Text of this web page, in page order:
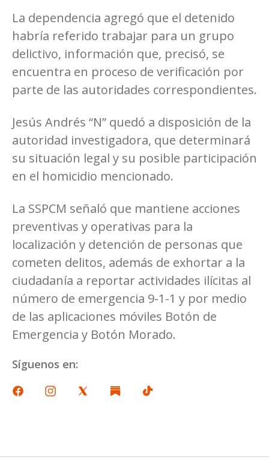
La dependencia agregó que el detenido
habría referido trabajar para un grupo
delictivo, información que, precisó, se
encuentra en proceso de verificación por
parte de las autoridades correspondientes.
Jesús Andrés “N” quedó a disposición de la
autoridad investigadora, que determinará
su situación legal y su posible participación
en el homicidio mencionado.
La SSPCM señaló que mantiene acciones
preventivas y operativas para la
localización y detención de personas que
cometen delitos, además de exhortar a la
ciudadanía a reportar actividades ilícitas al
número de emergencia 9-1-1 y por medio
de las aplicaciones móviles Botón de
Emergencia y Botón Morado.
Síguenos en: